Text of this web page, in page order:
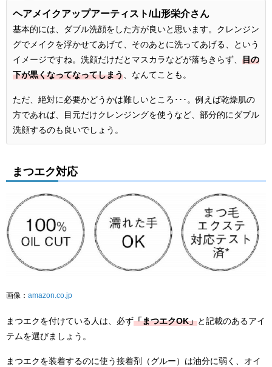
ヘアメイクアップアーティスト/山形栄介さん
基本的には、ダブル洗顔をした方が良いと思います。クレンジン
グでメイクを浮かせてあげて、そのあとに洗ってあげる、という
イメージですね。洗顔だけだとマスカラなどが落ちきらず、 目の
下が黒くなってなってしまう 、なんてことも。
ただ、絶対に必要かどうかは難しいところ･･･。例えば乾燥肌の
方であれば、目元だけクレンジングを使うなど、部分的にダブル
洗顔するのも良いでしょう。
まつエク対応
画像： amazon.co.jp
まつエクを付けている人は、必ず「まつエクOK」と記載のあるアイ
テムを選びましょう。
まつエクを装着するのに使う接着剤（グルー）は油分に弱く、オイ